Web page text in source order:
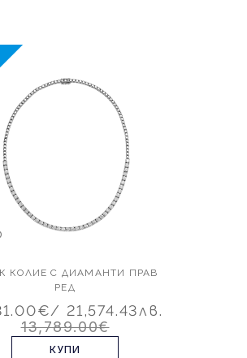
КОЛИЕ С ДИАМАНТИ ПРАВ
РЕД
/ 21,574.43лв.
13,789.00€
КУПИ